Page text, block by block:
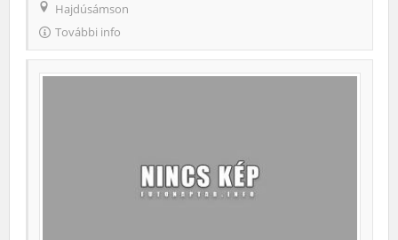
Hajdúsámson
További info